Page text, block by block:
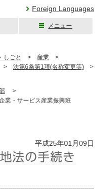
Foreign Languages
メニュー
しごと > 産業 >
> 法第6条第1項(名称変更等) >
>
業・サービス産業振興班
平成25年01月09日